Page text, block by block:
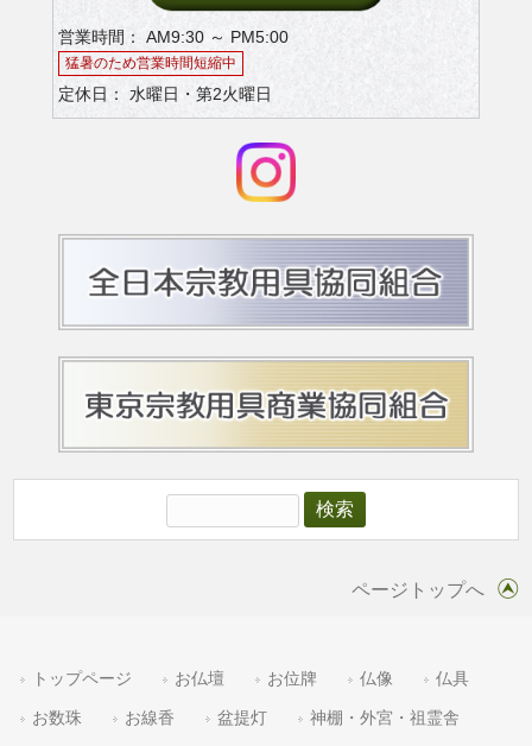
営業時間： AM9:30 ～ PM5:00
猛暑のため営業時間短縮中
定休日： 水曜日・第2火曜日
ページトップへ
トップページ お仏壇 お位牌 仏像 仏具
お数珠 お線香 盆提灯 神棚・外宮・祖霊舎